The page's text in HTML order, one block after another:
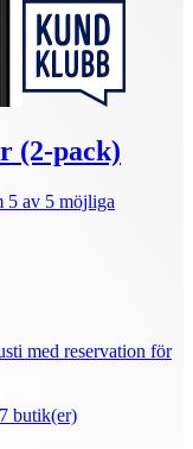
(2-pack)
5 av 5 möjliga
med reservation för
butik(er)